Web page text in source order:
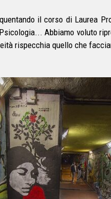
il corso di Laurea
Abbiamo voluto
rispecchia quello che